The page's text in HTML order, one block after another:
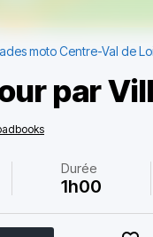
moto Centre-Val de
par
Durée
1h00